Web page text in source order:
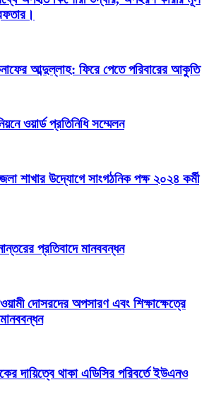
আব্দুল্লাহ: ফিরে পেতে পরিবারের আকুতি
ওয়ার্ড প্রতিনিধি সম্মেলন
শাখার উদ্যোগে সাংগঠনিক পক্ষ ২০২৪ কর্মী
প্রতিবাদে মানববন্ধন
দোসরদের অপসারণ এবং শিক্ষাক্ষেত্রে
দায়িত্বে থাকা এডিসির পরিবর্তে ইউএনও